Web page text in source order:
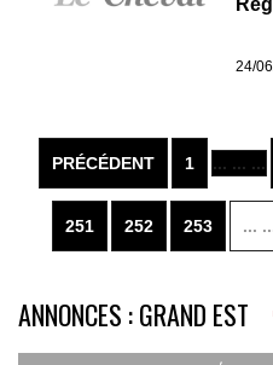
24/
PRÉCÉDENT 1 ... ... ...
251 252 253 ...
ANNONCES : GRAND EST